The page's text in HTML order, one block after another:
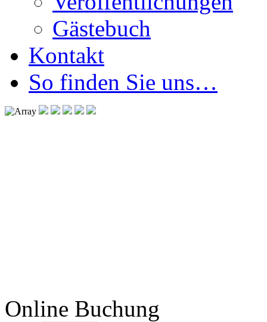
Gästebuch
Kontakt
So finden Sie uns…
Online Buchung